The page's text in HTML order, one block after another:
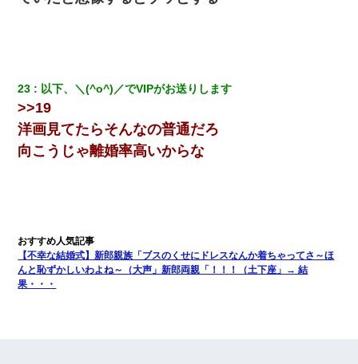
23 以下、＼(^o^)／でVIPがお送りします
>>19
洋画見てたらそんなの普通だろ
向こうじゃ離婚率高いからな
【不幸な結婚式】新郎親族「ブスのくせにドレスなんか着ちゃってさ～ほ
んと恥ずかしいわよね～（大声」新郎両親「！！！（土下座」→ 結
果・・・